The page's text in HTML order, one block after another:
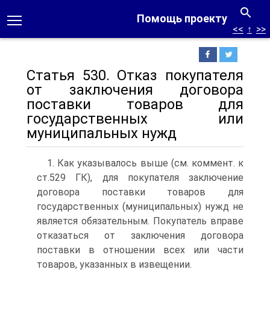
Помощь проекту
<< ↑ >>
Статья 530. Отказ покупателя
от заключения договора
поставки товаров для
государственных или
муниципальных нужд
1. Как указывалось выше (см. коммент. к
ст.529 ГК), для покупателя заключение
договора поставки товаров для
государственных (муниципальных) нужд не
является обязательным. Покупатель вправе
отказаться от заключения договора
поставки в отношении всех или части
товаров, указанных в извещении.